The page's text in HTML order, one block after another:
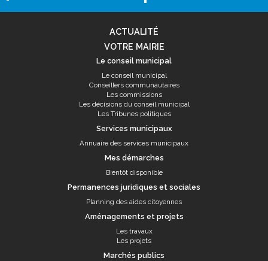
ACTUALITÉ
VOTRE MAIRIE
Le conseil municipal
Le conseil municipal
Conseillers communautaires
Les commissions
Les décisions du conseil municipal
Les Tribunes politiques
Services municipaux
Annuaire des services municipaux
Mes démarches
Bientôt disponible
Permanences juridiques et sociales
Planning des aides citoyennes
Aménagements et projets
Les travaux
Les projets
Marchés publics